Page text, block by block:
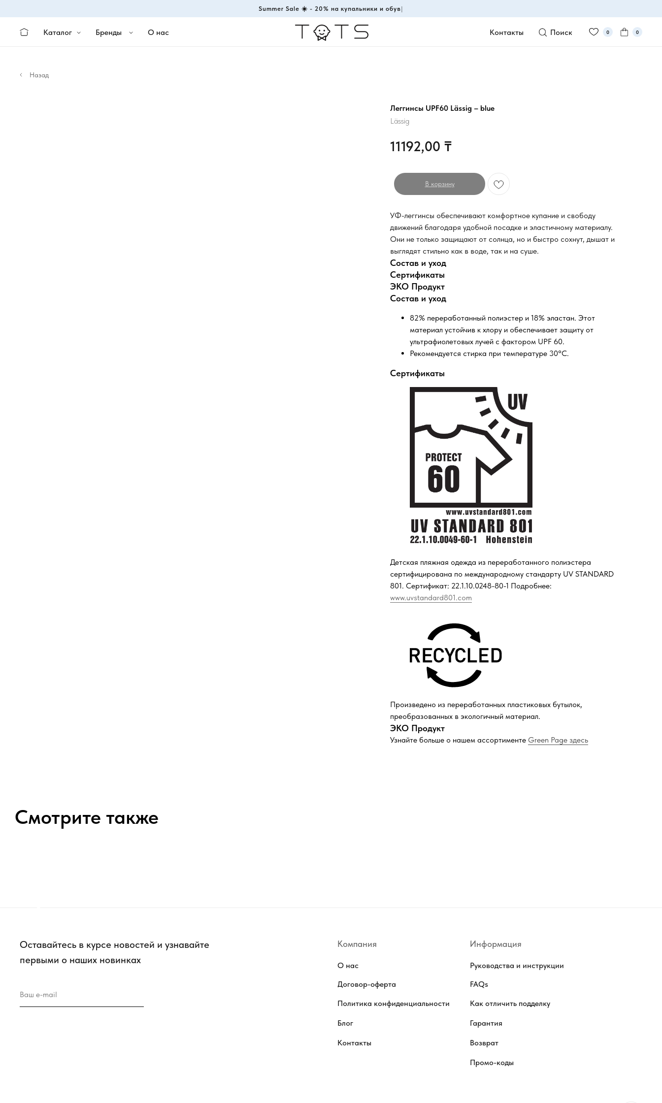
Summer Sale ☀️ - 20% на купальни |
Каталог Бренды О нас Поиск
Контакты 0 0
Назад
Леггинсы UPF60 Lässig – blue
Lässig
11192,00 ₸
В корзину
УФ-леггинсы обеспечивают комфортное купание и свободу
движений благодаря удобной посадке и эластичному материалу.
Они не только защищают от солнца, но и быстро сохнут, дышат и
выглядят стильно как в воде, так и на суше.
Состав и уход
Сертификаты
ЭКО Продукт
Состав и уход
82% переработанный полиэстер и 18% эластан. Этот
материал устойчив к хлору и обеспечивает защиту от
ультрафиолетовых лучей с фактором UPF 60.
Рекомендуется стирка при температуре 30°C.
Сертификаты
Детская пляжная одежда из переработанного полиэстера
сертифицирована по международному стандарту UV STANDARD
801. Сертификат: 22.1.10.0248-80-1 Подробнее:
www.uvstandard801.com
Произведено из переработанных пластиковых бутылок,
преобразованных в экологичный материал.
ЭКО Продукт
Узнайте больше о нашем ассортименте Green Page здесь
Смотрите также
Оставайтесь в курсе новостей и узнавайте
первыми о наших новинках
Компания
О нас
Договор-оферта
Политика конфиденциальности Как отличить подделку
Блог
Контакты
Информация
Руководства и инструкции
FAQs
Гарантия
Возврат
Промо-коды